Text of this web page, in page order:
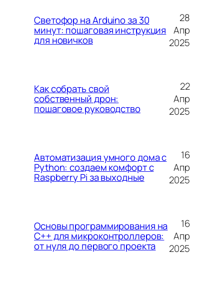
Светофор на Arduino за 30
минут: пошаговая инструкция
для новичков
28
Апр
2025
Как собрать свой
собственный дрон:
пошаговое руководство
22
Апр
2025
Автоматизация умного дома с
Python: создаем комфорт с
Raspberry Pi за выходные
16
Апр
2025
Основы программирования на
C++ для микроконтроллеров:
от нуля до первого проекта
16
Апр
2025